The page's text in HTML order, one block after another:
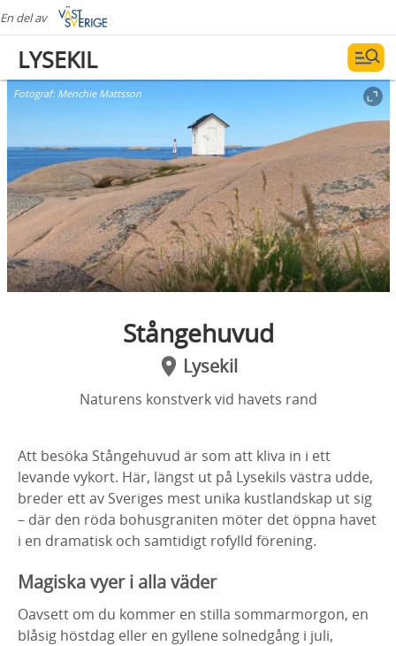
En del av
LYSEKIL
Fotograf: Menchie Mattsson
Stångehuvud
Lysekil
Naturens konstverk vid havets rand
Att besöka Stångehuvud är som att kliva in i ett
levande vykort. Här, längst ut på Lysekils västra udde,
breder ett av Sveriges mest unika kustlandskap ut sig
– där den röda bohusgraniten möter det öppna havet
i en dramatisk och samtidigt rofylld förening.
Magiska vyer i alla väder
Oavsett om du kommer en stilla sommarmorgon, en
blåsig höstdag eller en gyllene solnedgång i juli,